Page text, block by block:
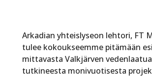
Arkadian yhteislyseon lehtori, FT
tulee kokoukseemme pitämään
mittavasta Valkjärven
tutkineesta monivuotisesta